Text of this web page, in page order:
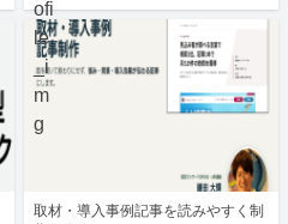
取材・導入事例記事を読みやすく制